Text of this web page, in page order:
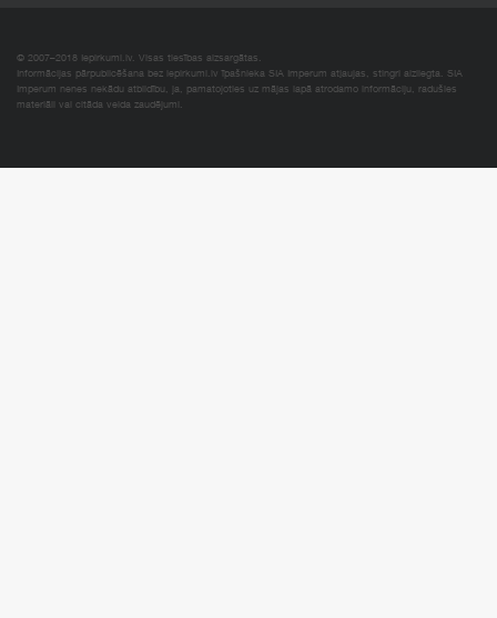
© 2007–2018 Iepirkumi.lv. Visas tiesības aizsargātas.
Informācijas pārpublicēšana bez iepirkumi.lv īpašnieka SIA Imperum atļaujas, stingri aizliegta. SIA
Imperum nenes nekādu atbildību, ja, pamatojoties uz mājas lapā atrodamo informāciju, radušies
materiāli vai citāda veida zaudējumi.